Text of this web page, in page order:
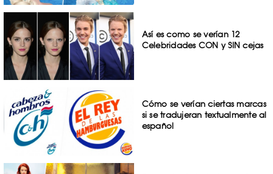
Así es como se verían 12
Celebridades CON y SIN cejas
Cómo se verían ciertas marcas
si se tradujeran textualmente al
español